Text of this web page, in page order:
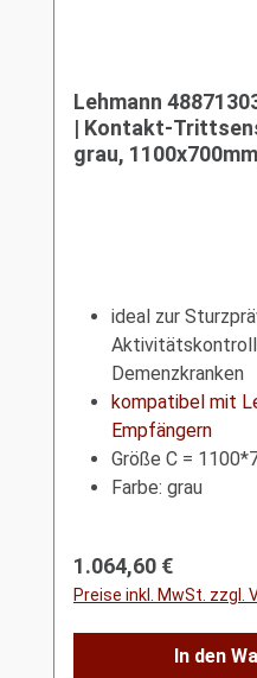
Lehmann
| Kontakt-
grau,
ideal zur
Demenzkranken
kompatibel mit
Empfängern
Größe C =
Farbe: grau
Regulärer Preis:
1.064,60 €
Preise inkl. MwSt. zzgl.
In den